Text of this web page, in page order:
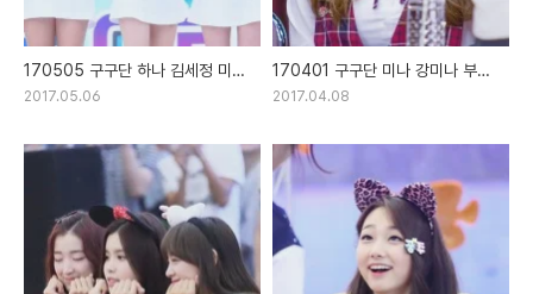
170505 구구단 하나 김세정 미미
강미나 안동 경북 어린이날 대잔치
2017.05.06
170401 구구단 미나 강미나 부산
팬싸인회 직찍
2017.04.08